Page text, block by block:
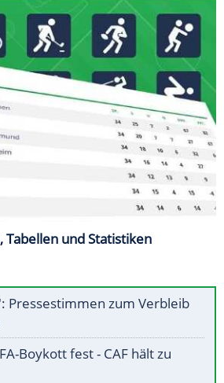
Tabellen und Statistiken
Pressestimmen zum Verbleib
Boykott fest - CAF hält zu